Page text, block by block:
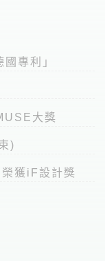
專利」
大獎
)
獲iF設計獎